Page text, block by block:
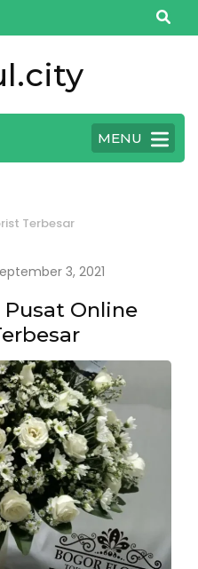
MENU
Terbesar
3, 2021
Online